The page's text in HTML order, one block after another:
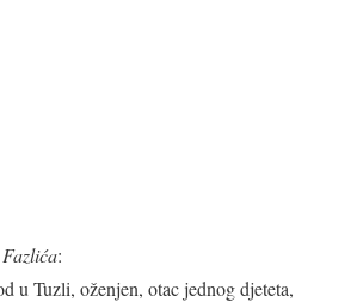
:
u Tuzli, oženjen, otac jednog djeteta,